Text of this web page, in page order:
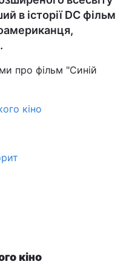
Політика
в історії DC фільм
про фільм "Синій
кіно
кіно